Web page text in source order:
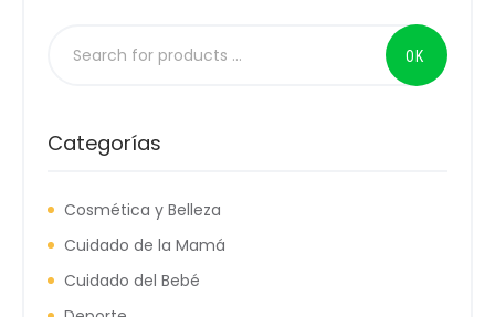
Categorías
Cosmética y Belleza
Cuidado de la Mamá
Cuidado del Bebé